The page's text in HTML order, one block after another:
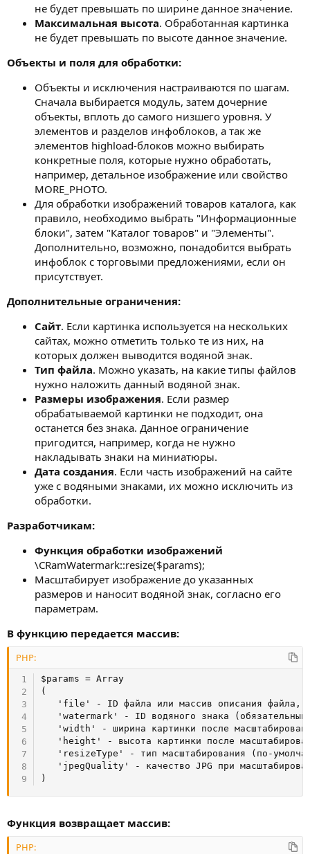
не будет превышать по ширине данное значение.
Максимальная высота. Обработанная картинка
не будет превышать по высоте данное значение.
Объекты и поля для обработки:
Объекты и исключения настраиваются по шагам.
Сначала выбирается модуль, затем дочерние
объекты, вплоть до самого низшего уровня. У
элементов и разделов инфоблоков, а так же
элементов highload-блоков можно выбирать
конкретные поля, которые нужно обработать,
например, детальное изображение или свойство
MORE_PHOTO.
Для обработки изображений товаров каталога, как
правило, необходимо выбрать "Информационные
блоки", затем "Каталог товаров" и "Элементы".
Дополнительно, возможно, понадобится выбрать
инфоблок с торговыми предложениями, если он
присутствует.
Дополнительные ограничения:
Сайт. Если картинка используется на нескольких
сайтах, можно отметить только те из них, на
которых должен выводится водяной знак.
Тип файла. Можно указать, на какие типы файлов
нужно наложить данный водяной знак.
Размеры изображения. Если размер
обрабатываемой картинки не подходит, она
останется без знака. Данное ограничение
пригодится, например, когда не нужно
накладывать знаки на миниатюры.
Дата создания. Если часть изображений на сайте
уже с водяными знаками, их можно исключить из
обработки.
Разработчикам:
Функция обработки изображений
\CRamWatermark::resize($params);
Масштабирует изображение до указанных
размеров и наносит водяной знак, согласно его
параметрам.
В функцию передается массив:
PHP:
$params = Array
(
'file'
- ID файла или массив описания файла ,
'watermark'
- ID водяного знака (
'width'
-
ширина картинки после
'height'
-
высота картинки после
'resizeType'
- тип масштабирования ( по -
'jpegQuality'
- качество JPG при
)
Функция возвращает массив:
PHP: